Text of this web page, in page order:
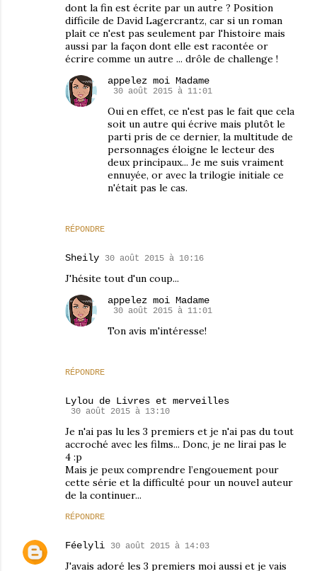
dont la fin est écrite par un autre ? Position
difficile de David Lagercrantz, car si un roman
plait ce n'est pas seulement par l'histoire mais
aussi par la façon dont elle est racontée or
écrire comme un autre ... drôle de challenge !
RÉPONDRE
appelez moi Madame
30 août 2015 à 11:01
Oui en effet, ce n'est pas le fait que cela
soit un autre qui écrive mais plutôt le
parti pris de ce dernier, la multitude de
personnages éloigne le lecteur des
deux principaux... Je me suis vraiment
ennuyée, or avec la trilogie initiale ce
n'était pas le cas.
Sheily 30 août 2015 à 10:16
J'hésite tout d'un coup...
RÉPONDRE
appelez moi Madame
30 août 2015 à 11:01
Ton avis m'intéresse!
Lylou de Livres et merveilles
30 août 2015 à 13:10
Je n'ai pas lu les 3 premiers et je n'ai pas du tout
accroché avec les films... Donc, je ne lirai pas le
4 :p
Mais je peux comprendre l’engouement pour
cette série et la difficulté pour un nouvel auteur
de la continuer...
RÉPONDRE
Féelyli 30 août 2015 à 14:03
J'avais adoré les 3 premiers moi aussi et je vais